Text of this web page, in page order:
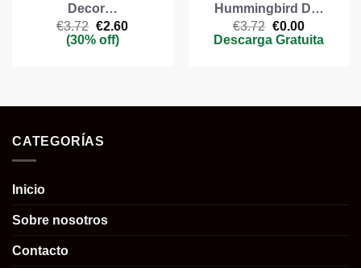
Decor…
€3.72 El
precio
original
€2.60El
(30% off)
Hummingbird D…
€3.72 El
precio
€0.00El
precio
Descarga Gratuita
CATEGORÍAS
Inicio
Sobre nosotros
Contacto